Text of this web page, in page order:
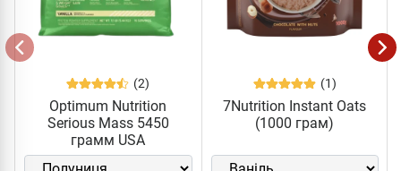
(2)
Optimum Nutrition
Serious Mass 5450
грамм USA
(1)
7Nutrition Instant Oats
(1000 грам)